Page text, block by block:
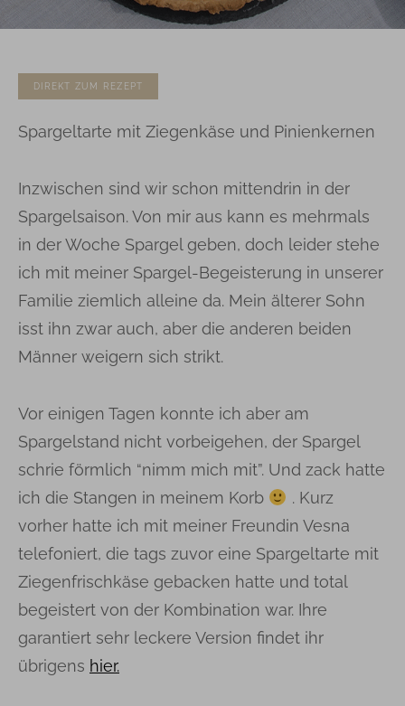
DIREKT ZUM REZEPT
Spargeltarte mit Ziegenkäse und Pinienkernen
Inzwischen sind wir schon mittendrin in der
Spargelsaison. Von mir aus kann es mehrmals
in der Woche Spargel geben, doch leider stehe
ich mit meiner Spargel-Begeisterung in unserer
Familie ziemlich alleine da. Mein älterer Sohn
isst ihn zwar auch, aber die anderen beiden
Männer weigern sich strikt.
Vor einigen Tagen konnte ich aber am
Spargelstand nicht vorbeigehen, der Spargel
schrie förmlich “nimm mich mit”. Und zack hatte
ich die Stangen in meinem Korb
. Kurz
vorher hatte ich mit meiner Freundin Vesna
telefoniert, die tags zuvor eine Spargeltarte mit
Ziegenfrischkäse gebacken hatte und total
begeistert von der Kombination war. Ihre
garantiert sehr leckere Version findet ihr
übrigens hier.